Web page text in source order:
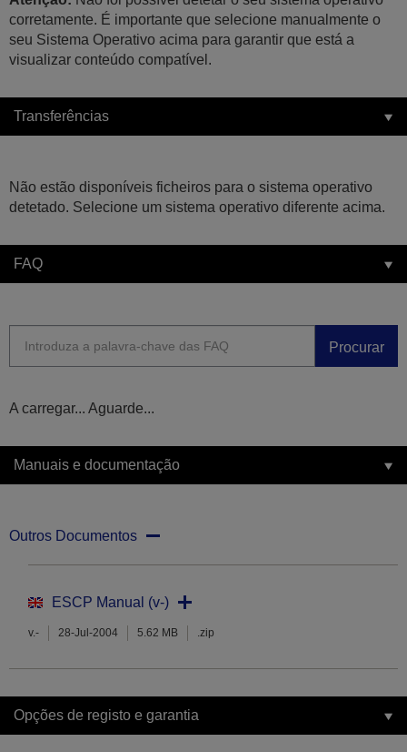
corretamente. É importante que selecione manualmente o
seu Sistema Operativo acima para garantir que está a
visualizar conteúdo compatível.
Transferências
Não estão disponíveis ficheiros para o sistema operativo
detetado. Selecione um sistema operativo diferente acima.
FAQ
Procurar
A carregar... Aguarde...
Manuais e documentação
Outros Documentos
ESCP Manual (v-)
v.- 28-Jul-2004 5.62 MB .zip
Opções de registo e garantia